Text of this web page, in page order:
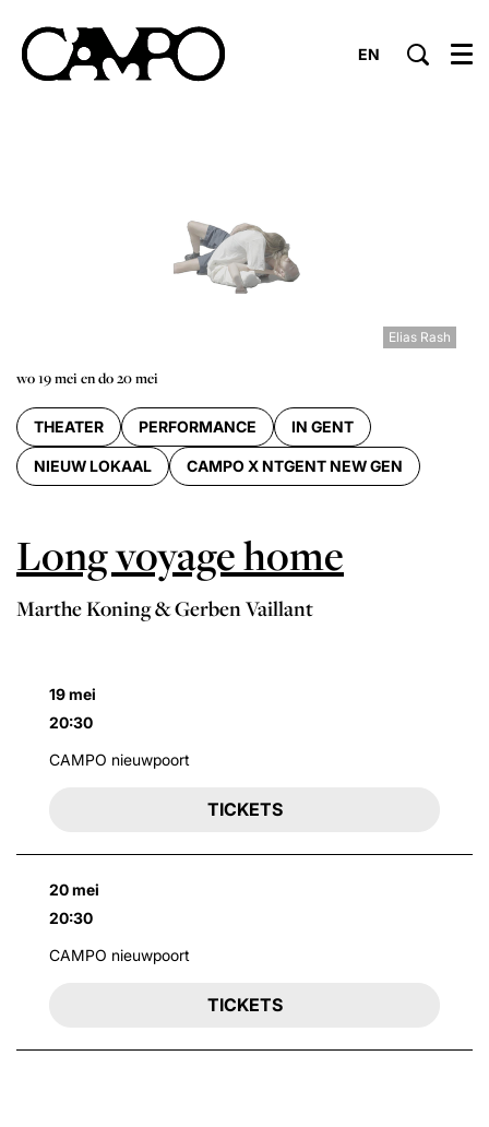
EN Menu
Elias Rash
THEATER PERFORMANCE IN GENT
NIEUW LOKAAL CAMPO X NTGENT NEW GEN
Long voyage home
Marthe Koning & Gerben Vaillant
wo 19 meiendo 20 mei
19 mei
20:30
CAMPO nieuwpoort
TICKETS
20 mei
20:30
CAMPO nieuwpoort
TICKETS